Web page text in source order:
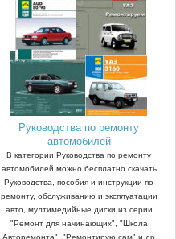
Руководства по ремонту
автомобилей
В категории Руководства по ремонту
автомобилей можно бесплатно скачать
Руководства, пособия и инструкции по
ремонту, обслуживанию и эксплуатации
авто, мултимедийные диски из серии
"Ремонт для начинающих", "Школа
Авторемонта", "Ремонтирую сам" и др